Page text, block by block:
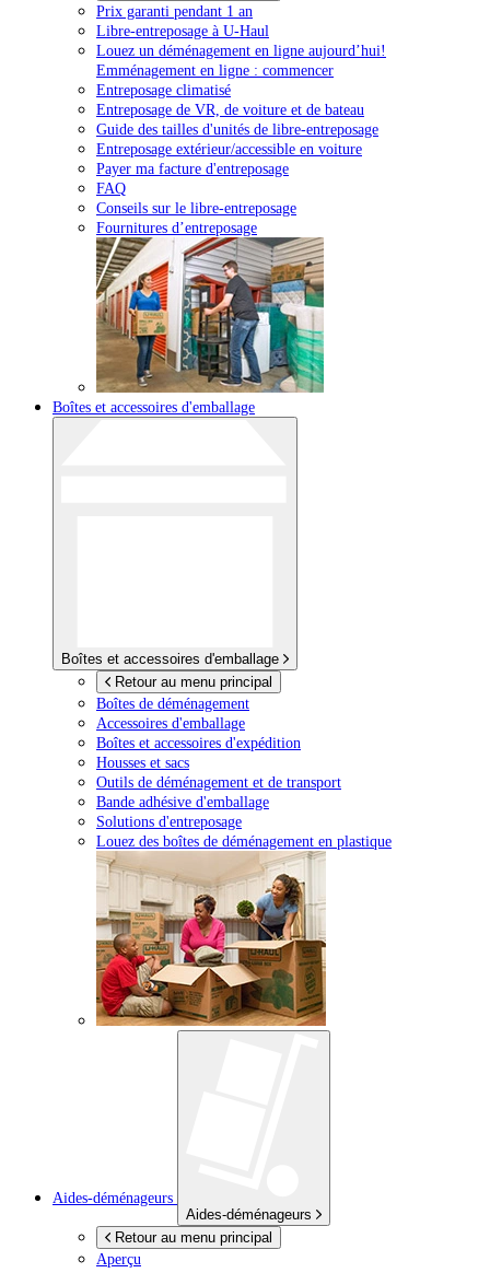
Prix garanti pendant 1 an
Libre-entreposage à U-Haul
Louez un déménagement en ligne aujourd’hui!
Emménagement en ligne : commencer
Entreposage climatisé
Entreposage de VR, de voiture et de bateau
Guide des tailles d'unités de libre-entreposage
Entreposage extérieur/accessible en voiture
Payer ma facture d'entreposage
FAQ
Conseils sur le libre-entreposage
Fournitures d’entreposage
Boîtes et accessoires d'emballage
Boîtes et accessoires d'emballage
Retour au menu principal
Boîtes de déménagement
Accessoires d'emballage
Boîtes et accessoires d'expédition
Housses et sacs
Outils de déménagement et de transport
Bande adhésive d'emballage
Solutions d'entreposage
Louez des boîtes de déménagement en plastique
Aides-déménageurs
Aides-déménageurs
Retour au menu principal
Aperçu